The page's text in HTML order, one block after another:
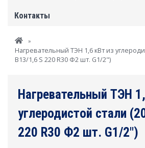
Контакты
Вы здесь
»
Нагревательный ТЭН 1,6 кВт из
В13/1,6 S 220 R30 Ф2 шт. G1/2")
Нагревательный ТЭН
углеродистой стали
220 R30 Ф2 шт. G1/2")